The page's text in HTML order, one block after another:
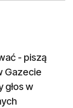
- piszą
Gazecie
głos w